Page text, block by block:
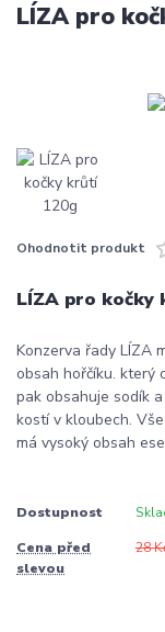
LÍZA pro
Ohodnotit produkt
LÍZA pro kočky
Konzerva řady LÍZA
obsah hořčíku. který
pak obsahuje sodík
kostí v kloubech.
má vysoký obsah
Dostupnost
Cena před
slevou
28